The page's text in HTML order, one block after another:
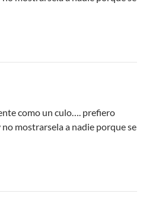
como un culo…. prefiero
mostrarsela a nadie porque se